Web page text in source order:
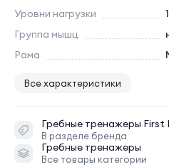
Уровни нагрузки
Группа мышц
Рама
Все характеристики
Гребные тренажеры First
В разделе бренда
Гребные тренажеры
Все товары категории